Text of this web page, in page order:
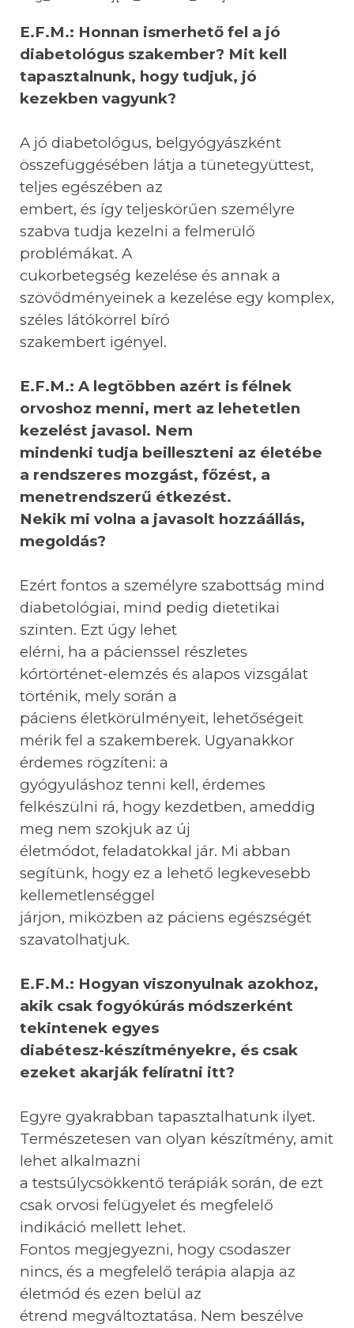
E.F.M.: Honnan ismerhető fel a jó
diabetológus szakember? Mit kell
tapasztalnunk, hogy tudjuk, jó
kezekben vagyunk?
A jó diabetológus, belgyógyászként
összefüggésében látja a tünetegyüttest,
teljes egészében az
embert, és így teljeskörűen személyre
szabva tudja kezelni a felmerülő
problémákat. A
cukorbetegség kezelése és annak a
szövődményeinek a kezelése egy komplex,
széles látókörrel bíró
szakembert igényel.
E.F.M.: A legtöbben azért is félnek
orvoshoz menni, mert az lehetetlen
kezelést javasol. Nem
mindenki tudja beilleszteni az életébe
a rendszeres mozgást, főzést, a
menetrendszerű étkezést.
Nekik mi volna a javasolt hozzáállás,
megoldás?
Ezért fontos a személyre szabottság mind
diabetológiai, mind pedig dietetikai
szinten. Ezt úgy lehet
elérni, ha a pácienssel részletes
kórtörténet-elemzés és alapos vizsgálat
történik, mely során a
páciens életkörülményeit, lehetőségeit
mérik fel a szakemberek. Ugyanakkor
érdemes rögzíteni: a
gyógyuláshoz tenni kell, érdemes
felkészülni rá, hogy kezdetben, ameddig
meg nem szokjuk az új
életmódot, feladatokkal jár. Mi abban
segítünk, hogy ez a lehető legkevesebb
kellemetlenséggel
járjon, miközben az páciens egészségét
szavatolhatjuk.
E.F.M.: Hogyan viszonyulnak azokhoz,
akik csak fogyókúrás módszerként
tekintenek egyes
diabétesz-készítményekre, és csak
ezeket akarják felíratni itt?
Egyre gyakrabban tapasztalhatunk ilyet.
Természetesen van olyan készítmény, amit
lehet alkalmazni
a testsúlycsökkentő terápiák során, de ezt
csak orvosi felügyelet és megfelelő
indikáció mellett lehet.
Fontos megjegyezni, hogy csodaszer
nincs, és a megfelelő terápia alapja az
életmód és ezen belül az
étrend megváltoztatása. Nem beszélve